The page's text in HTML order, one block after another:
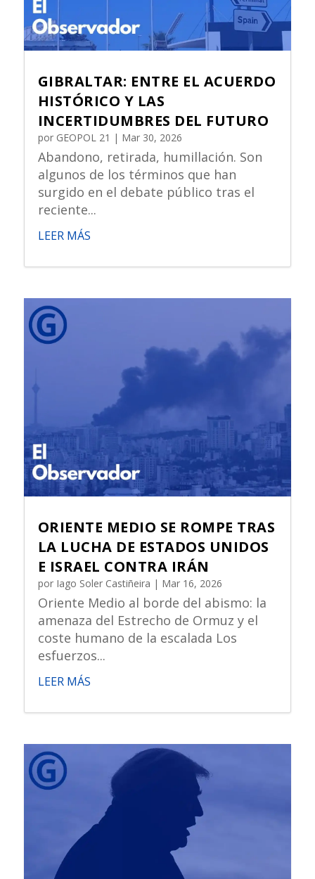
GIBRALTAR: ENTRE EL ACUERDO
HISTÓRICO Y LAS
INCERTIDUMBRES DEL FUTURO
por GEOPOL 21 | Mar 30, 2026
Abandono, retirada, humillación. Son
algunos de los términos que han
surgido en el debate público tras el
reciente...
LEER MÁS
ORIENTE MEDIO SE ROMPE TRAS
LA LUCHA DE ESTADOS UNIDOS
E ISRAEL CONTRA IRÁN
por Iago Soler Castiñeira | Mar 16, 2026
Oriente Medio al borde del abismo: la
amenaza del Estrecho de Ormuz y el
coste humano de la escalada Los
esfuerzos...
LEER MÁS